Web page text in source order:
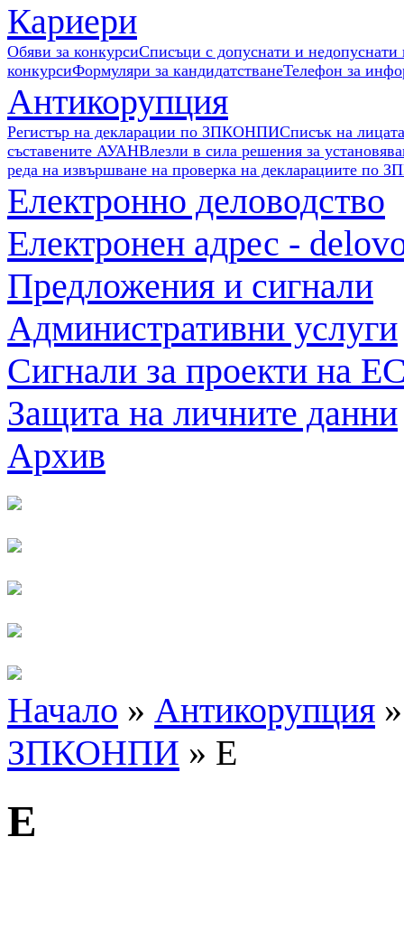
Кариери
Обяви за конкурсиСписъци с допуснати и недопуснати
конкурсиФормуляри за кандидатстванеТелефон за
Антикорупция
Регистър на декларации по ЗПКОНПИСписък на
съставените АУАНВлезли в сила решения за
реда на извършване на проверка на декларациите по
Електронно деловодство
Електронен адрес -
Предложения и сигнали
Административни услуги
Сигнали за проекти на
Защита на личните данни
Архив
Начало » Антикорупция
ЗПКОНПИ » Е
Е